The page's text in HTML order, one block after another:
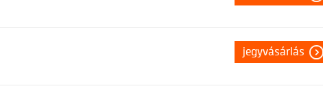
jegyvásárlás